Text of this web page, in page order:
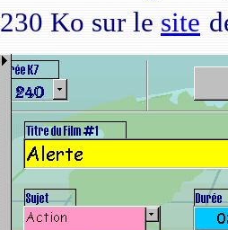
230 Ko sur le site